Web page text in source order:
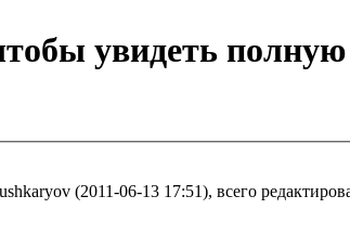
увидеть
(2011-06-13 17:51), всего